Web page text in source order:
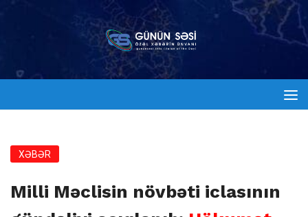
XƏBƏR
Milli Məclisin növbəti iclasının